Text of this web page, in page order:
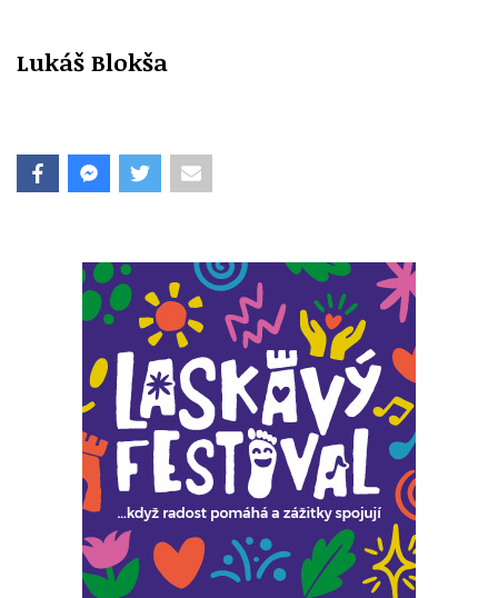
Lukáš Blokša